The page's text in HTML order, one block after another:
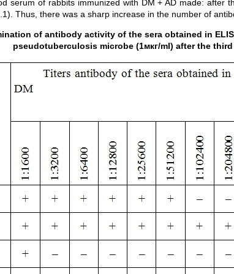
serum of rabbits immunized with DM + AD made: after
Thus, there was a sharp increase in the number of
of antibody activity of the sera obtained in
pseudotuberculosis microbe (1мкг/ml) after the